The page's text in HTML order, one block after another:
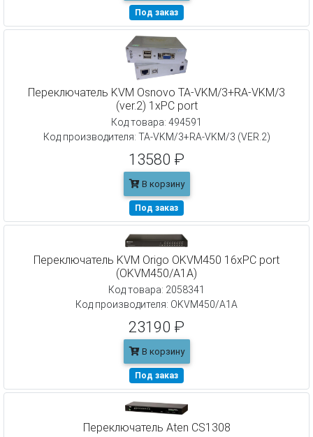
Под заказ
Переключатель KVM Osnovo TA-VKM/3+RA-VKM/3
(ver.2) 1xPC port
Код товара: 494591
Код производителя: TA-VKM/3+RA-VKM/3 (VER.2)
13580 ₽
В корзину
Под заказ
Переключатель KVM Origo OKVM450 16xPC port
(OKVM450/A1A)
Код товара: 2058341
Код производителя: OKVM450/A1A
23190 ₽
В корзину
Под заказ
Переключатель Aten CS1308